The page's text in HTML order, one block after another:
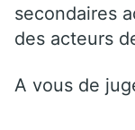
secondaires
des acteurs
A vous de